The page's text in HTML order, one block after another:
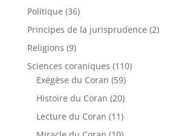
Politique (36)
Principes de la jurisprudence (2)
Religions (9)
Sciences coraniques (110)
Exégèse du Coran (59)
Histoire du Coran (20)
Lecture du Coran (11)